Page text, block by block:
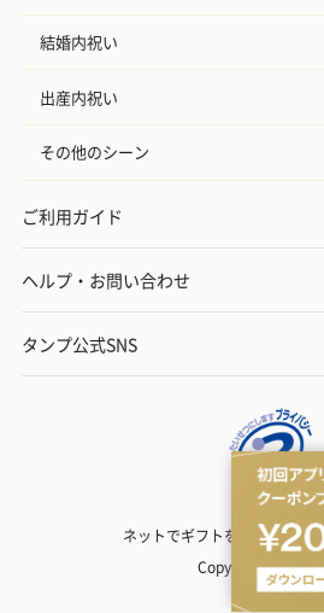
結婚内祝い
出産内祝い
その他のシーン
ご利用ガイド
ヘルプ・お問い合わせ
タンプ公式SNS
ネットでギフトを贈るなら |
Copyright© TANP